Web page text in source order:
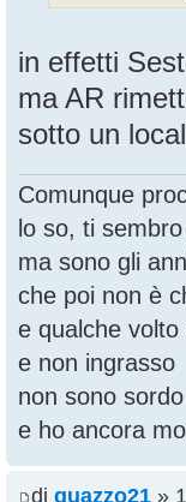
in effetti
ma AR
sotto un
Comunque
lo so, ti
ma sono gli
che poi non è
e qualche
e non ingrasso
non sono sordo
e ho ancora
di guazzo21 »